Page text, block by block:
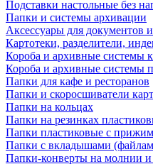
Подставки настольные без
Папки и системы архивации
Аксессуары для документов
Картотеки, разделители,
Короба и архивные системы
Короба и архивные системы
Папки для кафе и ресторанов
Папки и скоросшиватели
Папки на кольцах
Папки на резинках
Папки пластиковые с
Папки с вкладышами
Папки-конверты на молнии и